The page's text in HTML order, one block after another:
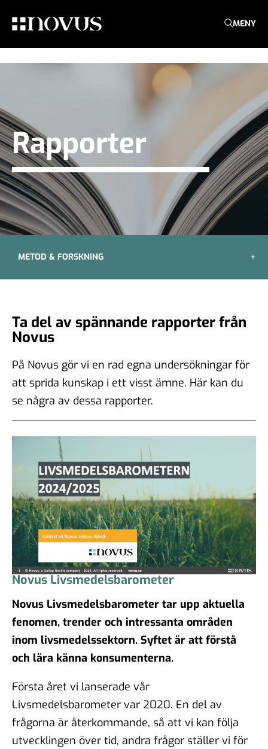
MENY
Rapporter
METOD & FORSKNING
Ta del av spännande rapporter från
Novus
På Novus gör vi en rad egna undersökningar för
att sprida kunskap i ett visst ämne. Här kan du
se några av dessa rapporter.
Novus Livsmedelsbarometer
Novus Livsmedelsbarometer tar upp aktuella
fenomen, trender och intressanta områden
inom livsmedelssektorn. Syftet är att förstå
och lära känna konsumenterna.
Första året vi lanserade vår
Livsmedelsbarometer var 2020. En del av
frågorna är återkommande, så att vi kan följa
utvecklingen över tid, andra frågor ställer vi för